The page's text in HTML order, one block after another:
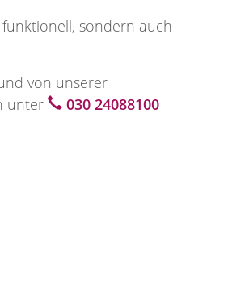
sondern auch
von unserer
unter
030 24088100